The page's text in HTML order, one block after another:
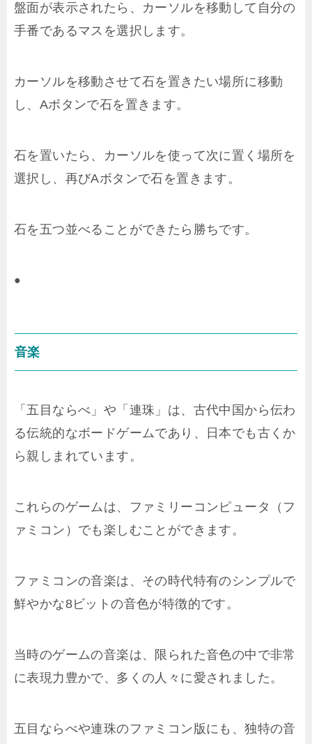
盤面が表示されたら、カーソルを移動して自分の
手番であるマスを選択します。
カーソルを移動させて石を置きたい場所に移動
し、Aボタンで石を置きます。
石を置いたら、カーソルを使って次に置く場所を
選択し、再びAボタンで石を置きます。
石を五つ並べることができたら勝ちです。
●
音楽
「五目ならべ」や「連珠」は、古代中国から伝わ
る伝統的なボードゲームであり、日本でも古くか
ら親しまれています。
これらのゲームは、ファミリーコンピュータ（フ
ァミコン）でも楽しむことができます。
ファミコンの音楽は、その時代特有のシンプルで
鮮やかな8ビットの音色が特徴的です。
当時のゲームの音楽は、限られた音色の中で非常
に表現力豊かで、多くの人々に愛されました。
五目ならべや連珠のファミコン版にも、独特の音